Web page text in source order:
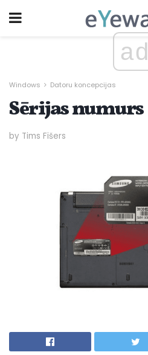
ad
Windows Datoru koncepcijas
Sērijas numurs
by Tims Fišers